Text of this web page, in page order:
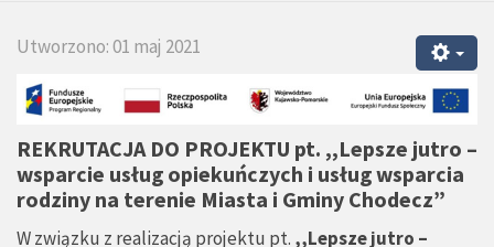
Utworzono: 01 maj 2021
REKRUTACJA DO PROJEKTU pt. ,,Lepsze jutro –
wsparcie usług opiekuńczych i usług wsparcia
rodziny na terenie Miasta i Gminy Chodecz”
W związku z realizacją projektu pt. ,,Lepsze jutro –